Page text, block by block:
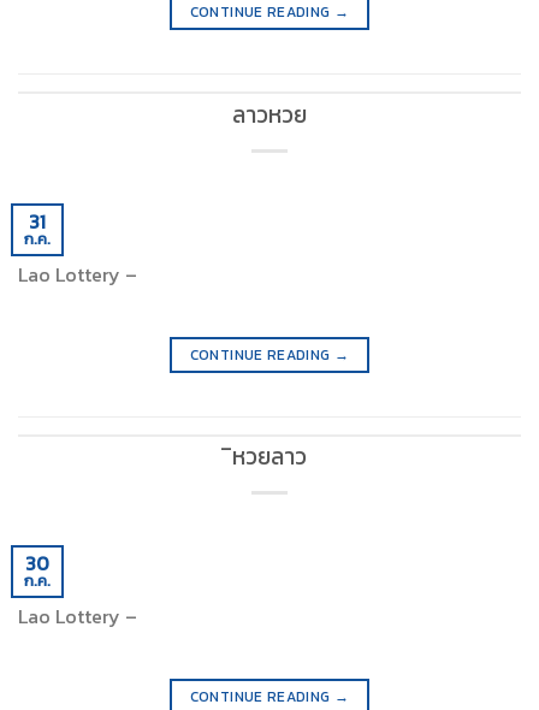
CONTINUE READING →
ลาวหวย
31
ก.ค.
Lao Lottery –
CONTINUE READING →
ิหวยลาว
30
ก.ค.
Lao Lottery –
CONTINUE READING →